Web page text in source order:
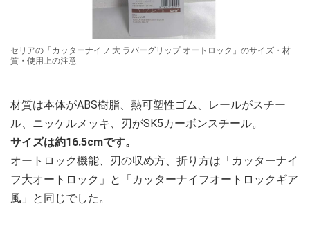
セリアの「カッターナイフ 大 ラバーグリップ オートロック」のサイズ・材
質・使用上の注意
材質は本体がABS樹脂、熱可塑性ゴム、レールがスチー
ル、ニッケルメッキ、刃がSK5カーボンスチール。
サイズは約16.5cmです。
オートロック機能、刃の収め方、折り方は「カッターナイ
フ大オートロック」と「カッターナイフオートロックギア
風」と同じでした。